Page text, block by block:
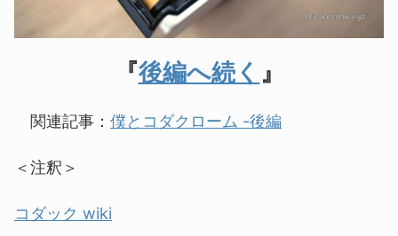
『後編へ続く 』
関連記事： 僕とコダクローム -後編
＜注釈＞
コダック wiki